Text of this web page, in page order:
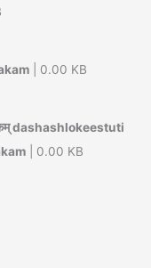
| 0.00 KB
dashashlokeestuti
| 0.00 KB